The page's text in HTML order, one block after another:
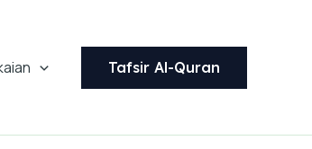
Tafsir Al-Quran